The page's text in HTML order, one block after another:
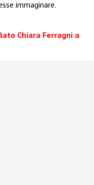
immaginare.
Chiara Ferragni a